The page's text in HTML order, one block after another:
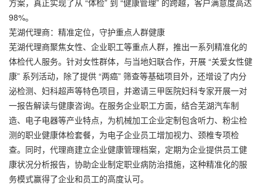
方案，真正实现了从 “体检” 到 “健康管理” 的跨越，客户满意度高达
98%。
芜湖代理商：精准定位，守护重点人群健康
芜湖代理商聚焦女性、企业职工等重点人群，推出一系列精准化的
体检代人服务。针对女性群体，与当地妇联合作，开展 “关爱女性健
康” 系列活动，除了提供 “两癌” 筛查等基础项目外，还增设了内分
泌检测、妇科超声等特色项目，并邀请三甲医院妇科专家开展一对
一报告解读与健康咨询。在服务企业职工方面，结合芜湖汽车制
造、电子电器等产业特点，为机械加工企业定制包含听力、粉尘检
测的职业健康体检套餐，为电子企业员工增加视力、颈椎专项检
查。同时，代理商建立企业健康管理档案，定期为企业提供员工健
康状况分析报告，协助企业制定职业病防治措施，这种精准化的服
务模式赢得了企业和员工的高度认可。